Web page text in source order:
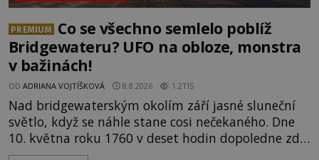
PREMIUM
Co se všechno semlelo poblíž
Bridgewateru? UFO na obloze, monstra
v bažinách!
OD ADRIANA VOJTÍŠKOVÁ 8.8.2026 1.2TIS
Nad bridgewaterským okolím září jasné sluneční
světlo, když se náhle stane cosi nečekaného. Dne
10. května roku 1760 v deset hodin dopoledne zde
dojde k vůbec prvnímu historicky doloženému